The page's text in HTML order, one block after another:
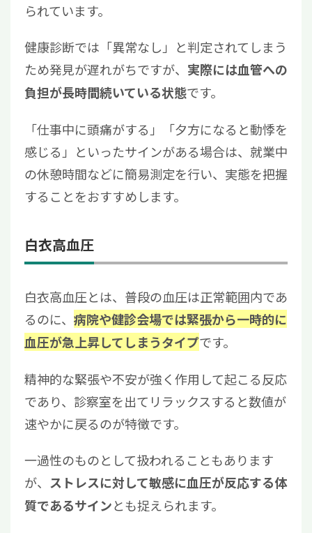
られています。
健康診断では「異常なし」と判定されてしまう
ため発見が遅れがちですが、 実際には血管への
負担が長時間続いている状態です。
「仕事中に頭痛がする」「夕方になると動悸を
感じる」といったサインがある場合は、就業中
の休憩時間などに簡易測定を行い、実態を把握
することをおすすめします。
白衣高血圧
白衣高血圧とは、普段の血圧は正常範囲内であ
るのに、 病院や健診会場では緊張から一時的に
血圧が急上昇してしまうタイプです。
精神的な緊張や不安が強く作用して起こる反応
であり、診察室を出てリラックスすると数値が
速やかに戻るのが特徴です。
一過性のものとして扱われることもあります
が、 ストレスに対して敏感に血圧が反応する体
質であるサインとも捉えられます。